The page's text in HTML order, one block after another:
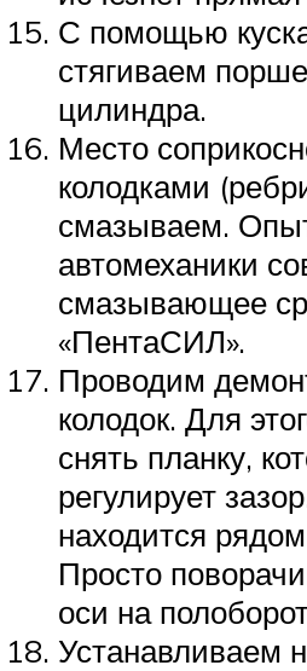
С помощью
стягиваем
цилиндра.
Место
колодками
смазываем.
автомеханики
смазывающее
«ПентаСИЛ».
Проводим
колодок. Для
снять планку,
регулирует
находится
Просто
оси на
Устанавливаем